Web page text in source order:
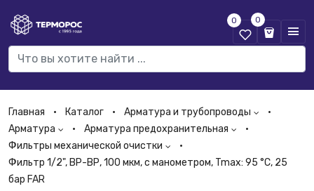
0 0
Главная Каталог
Арматура и трубопроводы
Арматура
Арматура предохранительная
Фильтры механической очистки
Фильтр 1/2", ВР-ВР, 100 мкм, с манометром, Tmax: 95 °С, 25
бар FAR